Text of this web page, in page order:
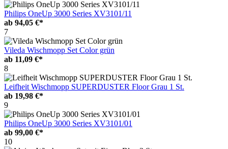
Philips OneUp 3000 Series XV3101/11
ab 94,05 €*
7
Vileda Wischmopp Set Color grün
ab 11,09 €*
8
Leifheit Wischmopp SUPERDUSTER Floor Grau 1 St.
ab 19,98 €*
9
Philips OneUp 3000 Series XV3101/01
ab 99,00 €*
10